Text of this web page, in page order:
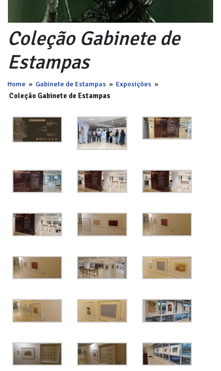
Coleção Gabinete de
Estampas
Home » Gabinete de Estampas » Exposições »
Coleção Gabinete de Estampas